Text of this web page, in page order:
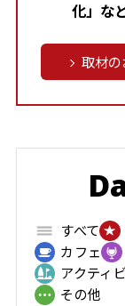
化」な
取材の
すべて
カフェ
アクティ
その他